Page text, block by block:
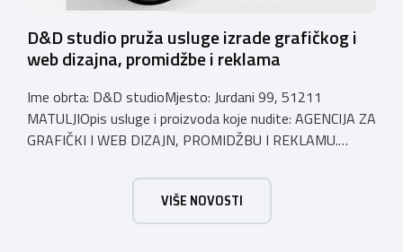
D&D studio pruža usluge izrade grafičkog i
web dizajna, promidžbe i reklama
Ime obrta: D&D studioMjesto: Jurdani 99, 51211
MATULJIOpis usluge i proizvoda koje nudite: AGENCIJA ZA
GRAFIČKI I WEB DIZAJN, PROMIDŽBU I REKLAMU.
telefona: 051279273
VIŠE NOVOSTI